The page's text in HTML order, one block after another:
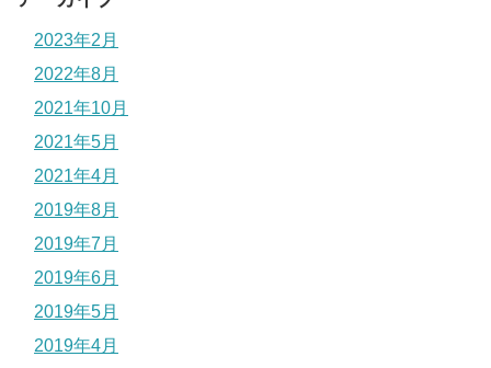
2023年2月
2022年8月
2021年10月
2021年5月
2021年4月
2019年8月
2019年7月
2019年6月
2019年5月
2019年4月